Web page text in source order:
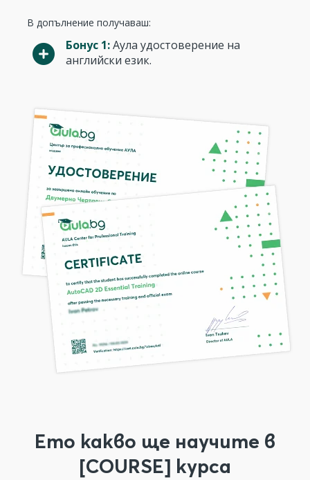
В допълнение получаваш:
Бонус 1:Аула удостоверение на
английски език.
Ето какво ще научите в
[COURSE] курса